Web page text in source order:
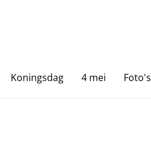
Koningsdag 4 mei Foto's